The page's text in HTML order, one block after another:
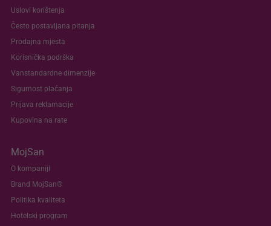
Uslovi korištenja
Često postavljana pitanja
Prodajna mjesta
Korisnička podrška
Vanstandardne dimenzije
Sigurnost plaćanja
Prijava reklamacije
Kupovina na rate
MojSan
O kompaniji
Brand MojSan®
Politika kvaliteta
Hotelski program